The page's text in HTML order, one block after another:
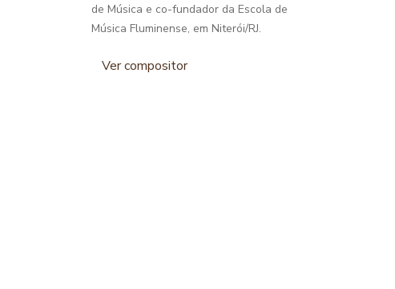
de Música e co-fundador da Escola de
Música Fluminense, em Niterói/RJ.
Ver compositor